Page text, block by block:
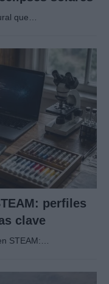
que…
perfiles
clave
STEAM:…